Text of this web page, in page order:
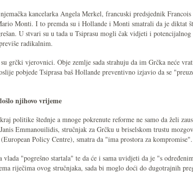
kancelarka Angela Merkel, francuski predsjednik
Monti. I to premda su i Hollande i Monti smatrali da je diktat
U stvari su u tada u Tsiprasu mogli čak vidjeti i potencijalnog
radikalnim.
grčki vjerovnici. Obje zemlje sada strahuju da im Grčka neće
pobjede Tsiprasa baš Hollande preventivno izjavio da se
njihovo vrijeme
politike štednje a mnoge pokrenute reforme ne samo da želi
Emmanouilidis, stručnjak za Grčku u briselskom trustu
Policy Centre), smatra da "ima prostora za kompromise".
"pogrešno startala" te da će i sama uvidjeti da je "s
riječima ovog stručnjaka, sada bi moglo doći do dugotrajnih